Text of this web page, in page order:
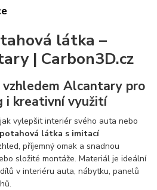
látka –
| Carbon3D.cz
Alcantary pro
i kreativní využití
vylepšit interiér svého auta nebo
látka s imitací
příjemný omak a snadnou
složité montáže. Materiál je ideální
v interiéru auta, nábytku, panelů